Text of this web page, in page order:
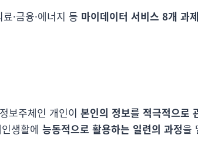
·금융·에너지 등 마이데이터 서비스 8개 과제
보주체인 개인이 본인의 정보를 적극적으로
생활에 능동적으로 활용하는 일련의 과정을